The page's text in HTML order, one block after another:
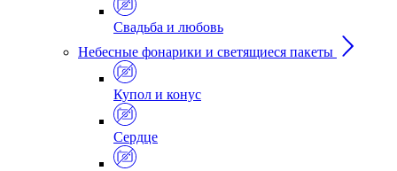
Свадьба и любовь
Небесные фонарики и светящиеся пакеты
Купол и конус
Сердце